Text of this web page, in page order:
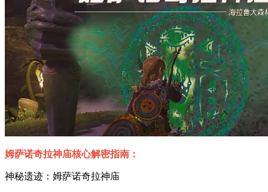
姆萨诺奇拉神庙核心解密指南：
神秘遗迹：姆萨诺奇拉神庙